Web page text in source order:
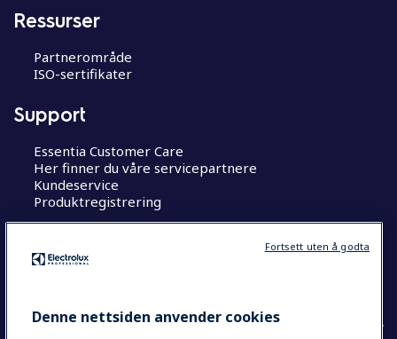
Ressurser
Partnerområde
ISO-sertifikater
Support
Essentia Customer Care
Her finner du våre servicepartnere
Kundeservice
Produktregistrering
Denne nettsiden anvender cookies
Fortsett uten å godta